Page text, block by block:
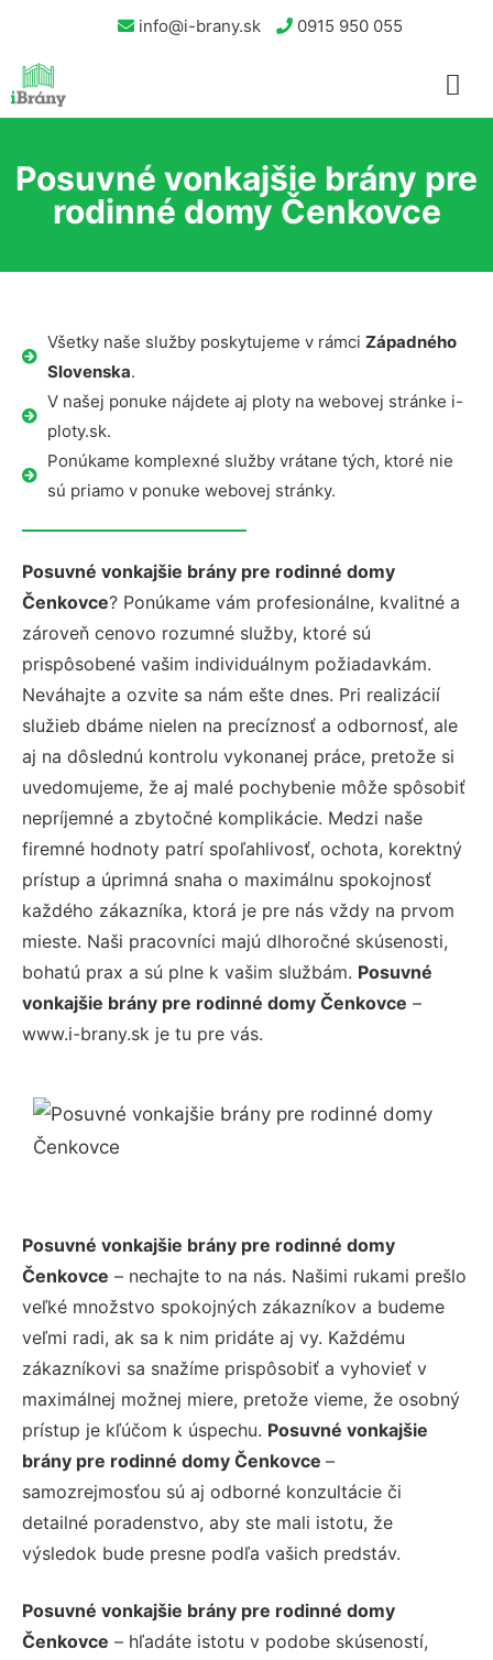
info@i-brany.sk 0915 950 055
Posuvné vonkajšie brány pre
rodinné domy Čenkovce
Všetky naše služby poskytujeme v rámci Západného
Slovenska.
V našej ponuke nájdete aj ploty na webovej stránke i-
ploty.sk.
Ponúkame komplexné služby vrátane tých, ktoré nie
sú priamo v ponuke webovej stránky.
Posuvné vonkajšie brány pre rodinné domy
Čenkovce? Ponúkame vám profesionálne, kvalitné a
zároveň cenovo rozumné služby, ktoré sú
prispôsobené vašim individuálnym požiadavkám.
Neváhajte a ozvite sa nám ešte dnes. Pri realizácií
služieb dbáme nielen na precíznosť a odbornosť, ale
aj na dôslednú kontrolu vykonanej práce, pretože si
uvedomujeme, že aj malé pochybenie môže spôsobiť
nepríjemné a zbytočné komplikácie. Medzi naše
firemné hodnoty patrí spoľahlivosť, ochota, korektný
prístup a úprimná snaha o maximálnu spokojnosť
každého zákazníka, ktorá je pre nás vždy na prvom
mieste. Naši pracovníci majú dlhoročné skúsenosti,
bohatú prax a sú plne k vašim službám. Posuvné
vonkajšie brány pre rodinné domy Čenkovce –
www.i-brany.sk je tu pre vás.
Posuvné vonkajšie brány pre rodinné domy
Čenkovce – nechajte to na nás. Našimi rukami prešlo
veľké množstvo spokojných zákazníkov a budeme
veľmi radi, ak sa k nim pridáte aj vy. Každému
zákazníkovi sa snažíme prispôsobiť a vyhovieť v
maximálnej možnej miere, pretože vieme, že osobný
prístup je kľúčom k úspechu. Posuvné vonkajšie
brány pre rodinné domy Čenkovce –
samozrejmosťou sú aj odborné konzultácie či
detailné poradenstvo, aby ste mali istotu, že
výsledok bude presne podľa vašich predstáv.
Posuvné vonkajšie brány pre rodinné domy
Čenkovce – hľadáte istotu v podobe skúseností,